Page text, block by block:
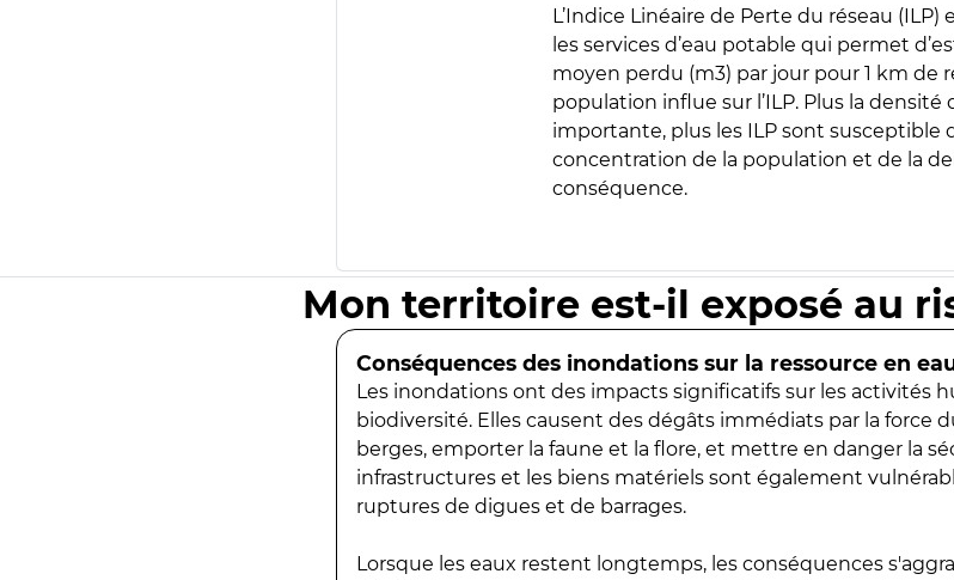
L’Indice Linéaire de Perte du réseau
les services d’eau potable qui permet
moyen perdu (m3) par jour pour 1 km de
population influe sur l’ILP. Plus la
importante, plus les ILP sont susceptible
concentration de la population et de la
conséquence.
Mon territoire est-il exposé au
Conséquences des inondations sur la ressource en
Les inondations ont des impacts significatifs sur les activités
biodiversité. Elles causent des dégâts immédiats par la force
berges, emporter la faune et la flore, et mettre en danger la
infrastructures et les biens matériels sont également
ruptures de digues et de barrages.
Lorsque les eaux restent longtemps, les conséquences